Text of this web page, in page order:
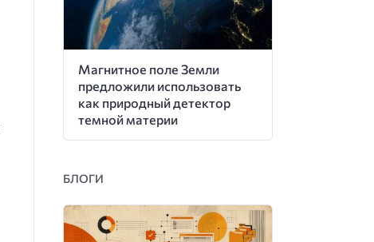
Магнитное поле Земли
предложили использовать
как природный детектор
темной материи
БЛОГИ